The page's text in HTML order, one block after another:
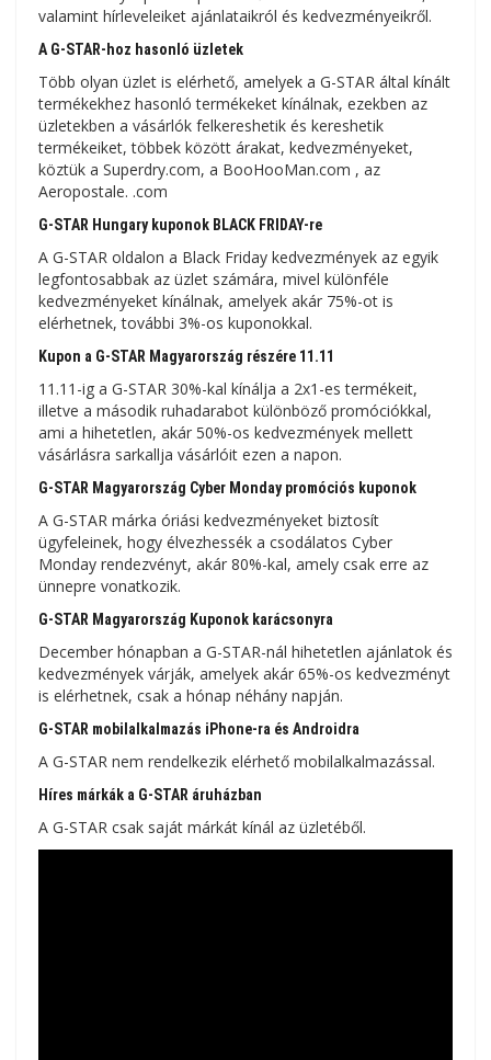
valamint hírleveleiket ajánlataikról és kedvezményeikről.
A G-STAR-hoz hasonló üzletek
Több olyan üzlet is elérhető, amelyek a G-STAR által kínált
termékekhez hasonló termékeket kínálnak, ezekben az
üzletekben a vásárlók felkereshetik és kereshetik
termékeiket, többek között árakat, kedvezményeket,
köztük a Superdry.com, a BooHooMan.com , az
Aeropostale. .com
G-STAR Hungary kuponok BLACK FRIDAY-re
A G-STAR oldalon a Black Friday kedvezmények az egyik
legfontosabbak az üzlet számára, mivel különféle
kedvezményeket kínálnak, amelyek akár 75%-ot is
elérhetnek, további 3%-os kuponokkal.
Kupon a G-STAR Magyarország részére 11.11
11.11-ig a G-STAR 30%-kal kínálja a 2x1-es termékeit,
illetve a második ruhadarabot különböző promóciókkal,
ami a hihetetlen, akár 50%-os kedvezmények mellett
vásárlásra sarkallja vásárlóit ezen a napon.
G-STAR Magyarország Cyber ​​​​Monday promóciós kuponok
A G-STAR márka óriási kedvezményeket biztosít
ügyfeleinek, hogy élvezhessék a csodálatos Cyber ​​​​
Monday rendezvényt, akár 80%-kal, amely csak erre az
ünnepre vonatkozik.
G-STAR Magyarország Kuponok karácsonyra
December hónapban a G-STAR-nál hihetetlen ajánlatok és
kedvezmények várják, amelyek akár 65%-os kedvezményt
is elérhetnek, csak a hónap néhány napján.
G-STAR mobilalkalmazás iPhone-ra és Androidra
A G-STAR nem rendelkezik elérhető mobilalkalmazással.
Híres márkák a G-STAR áruházban
A G-STAR csak saját márkát kínál az üzletéből.